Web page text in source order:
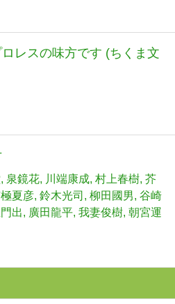
レスの味方です (ちくま文
泉鏡花 川端康成 村上春樹 芥
夏彦 鈴木光司 柳田國男 谷崎
出 廣田龍平 我妻俊樹 朝宮運